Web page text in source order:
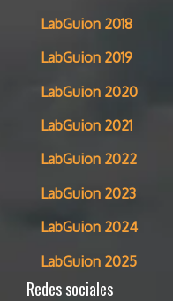
LabGuion 2018
LabGuion 2019
LabGuion 2020
LabGuion 2021
LabGuion 2022
LabGuion 2023
LabGuion 2024
LabGuion 2025
Redes sociales